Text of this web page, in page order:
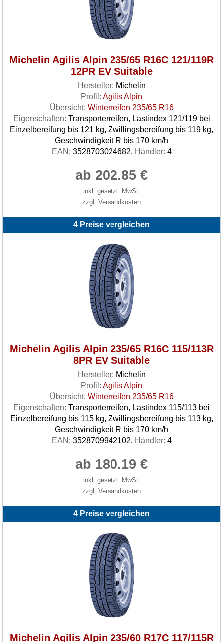
Michelin Agilis Alpin 235/65 R16C 121/119R
12PR EV Suitable
Hersteller: Michelin
Profil: Agilis Alpin
Übersicht: Winterreifen 235/65 R16
Eigenschaften: Transporterreifen, Lastindex 121/119 bei
Einzelbereifung bis 121 kg, Zwillingsbereifung bis 119 kg,
Geschwindigkeit R bis 170 km/h
EAN: 3528703024682, Händler: 4
ab 202.85 €
inkl. gesetzl. MwSt.
zzgl. Versandkosten
4 Preise vergleichen
Michelin Agilis Alpin 235/65 R16C 115/113R
8PR EV Suitable
Hersteller: Michelin
Profil: Agilis Alpin
Übersicht: Winterreifen 235/65 R16
Eigenschaften: Transporterreifen, Lastindex 115/113 bei
Einzelbereifung bis 115 kg, Zwillingsbereifung bis 113 kg,
Geschwindigkeit R bis 170 km/h
EAN: 3528709942102, Händler: 4
ab 180.19 €
inkl. gesetzl. MwSt.
zzgl. Versandkosten
4 Preise vergleichen
Michelin Agilis Alpin 235/60 R17C 117/115R